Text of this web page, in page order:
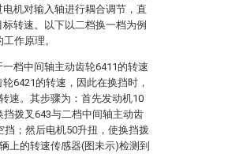
机对输入轴进行耦合调节，直
转速。以下以二档换一档为例
作原理。
档中间轴主动齿轮6411的转速
6421的转速，因此在换挡时，
速。其步骤为：首先发动机10
拨叉643与二档中间轴主动齿
挡；然后电机50升扭，使换挡拨
上的转速传感器(图未示)检测到